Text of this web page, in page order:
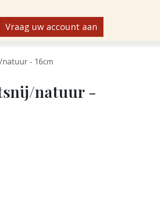
Vraag uw account aan
- 16cm
natuur -